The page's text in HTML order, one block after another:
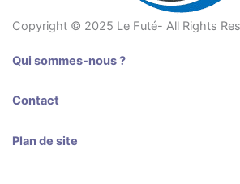
Copyright © 2025 Le Futé- All Rights
Qui sommes-nous ?
Contact
Plan de site